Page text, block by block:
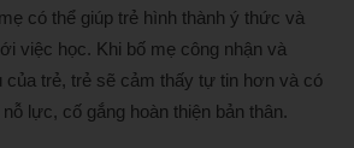
có thể giúp trẻ hình thành ý thức và
việc học. Khi bố mẹ công nhận và
của trẻ, trẻ sẽ cảm thấy tự tin hơn và có
lực, cố gắng hoàn thiện bản thân.